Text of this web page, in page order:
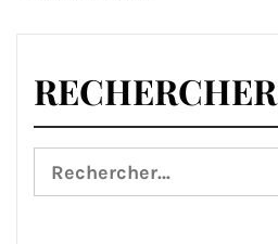
RECHERCHER
Rechercher :